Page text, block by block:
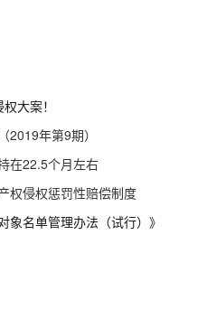
大案！
2019年第9期）
在22.5个月左右
权侵权惩罚性赔偿制度
名单管理办法（试行）》